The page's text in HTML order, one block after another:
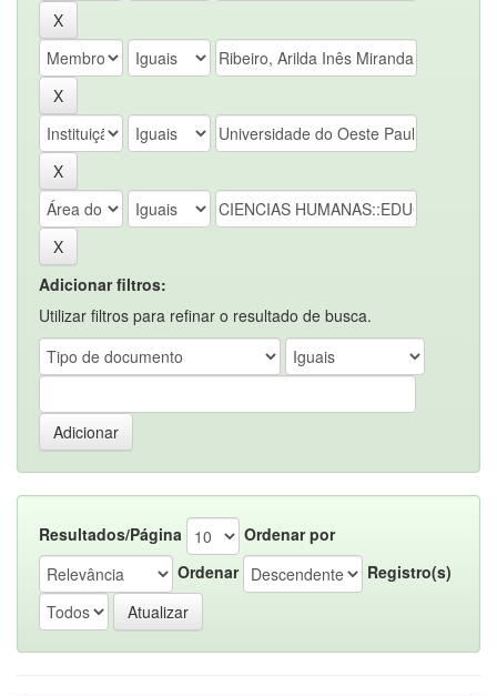
Adicionar filtros:
Utilizar filtros para refinar o resultado de busca.
Resultados/Página
Ordenar por
Ordenar
Registro(s)